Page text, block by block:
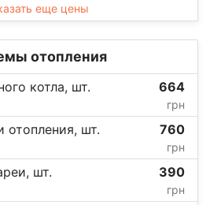
еще цены
отопления
котла, шт. 664
грн
отопления, шт. 760
грн
шт. 390
грн